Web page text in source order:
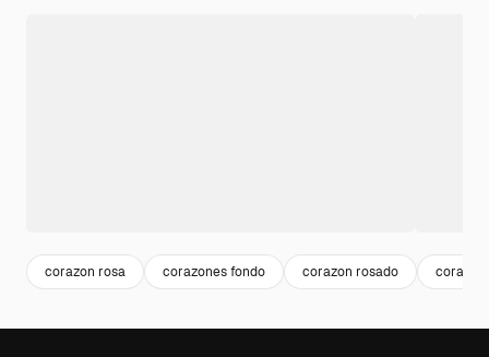
corazon rosa corazones fondo corazon rosado corazon